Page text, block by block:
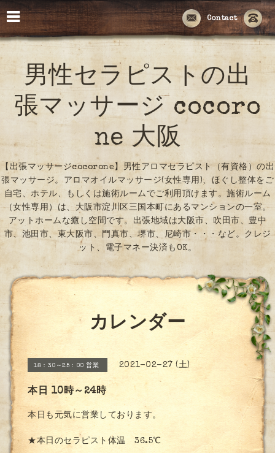
Contact
男性セラピストの出
張マッサージ cocoro
ne 大阪
【出張マッサージcocorone】男性アロマセラピスト（有資格）の出
張マッサージ。アロマオイルマッサージ(女性専用)、ほぐし整体をご
自宅、ホテル、もしくは施術ルームでご利用頂けます。施術ルーム
（女性専用）は、大阪市淀川区三国本町にあるマンションの一室。
アットホームな癒し空間です。出張地域は大阪市、吹田市、豊中
市、池田市、東大阪市、門真市、堺市、尼崎市・・・など。クレジ
ット、電子マネー決済もOK。
カレンダー
18：30～25：00 営業 2021-02-27 (土)
本日 10時～24時
本日も元気に営業しております。
★本日のセラピスト体温 36.5℃